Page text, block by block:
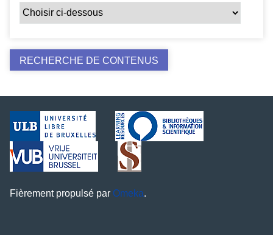
Fièrement propulsé par Omeka.